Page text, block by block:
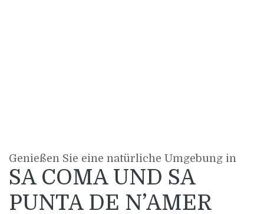
Genießen Sie eine natürliche Umgebung in
SA COMA UND SA
PUNTA DE N’AMER